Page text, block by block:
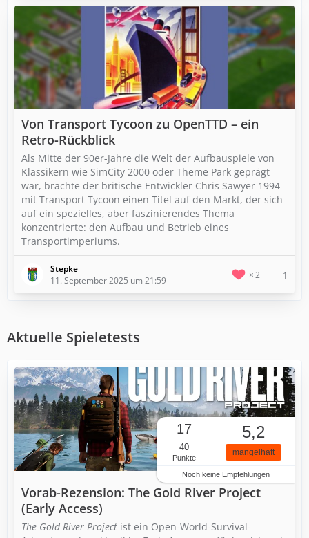
Von Transport Tycoon zu OpenTTD – ein
Retro-Rückblick
Als Mitte der 90er-Jahre die Welt der Aufbauspiele von
Klassikern wie SimCity 2000 oder Theme Park geprägt
war, brachte der britische Entwickler Chris Sawyer 1994
mit Transport Tycoon einen Titel auf den Markt, der sich
auf ein spezielles, aber faszinierendes Thema
konzentrierte: den Aufbau und Betrieb eines
Transportimperiums.
Stepke
11. September 2025 um 21:59
2 1
Aktuelle Spieletests
17
40
Punkte
5,2
mangelhaft
Noch keine Empfehlungen
Vorab-Rezension: The Gold River Project
(Early Access)
The Gold River Project ist ein Open-World-Survival-